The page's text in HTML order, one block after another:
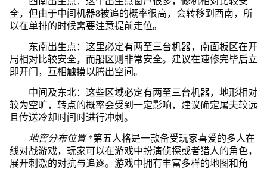
全，但由于中间机器8被追的概率很高，会转移到西南，所
以在单排的时候需要注意提前走位。
东南出生点：这里必定有两至三台机器，南面板区在开
局相对比较安全，而船区则非常安全。建议在速修完毕后立
即开门，互相触摸以腾出空间。
中间及东北：这些区域必定有两至三台机器，地形相对
较为空旷，转点的概率会受到一定影响，建议确定屠夫较远
且传送冷却时间时进行冲刺。
地窖分布位置*第五人格是一款备受玩家喜爱的多人在
线对战游戏，玩家可以在游戏中扮演侦探或者猎人的角色，
展开刺激的对抗与追逐。游戏中拥有丰富多样的地图和角